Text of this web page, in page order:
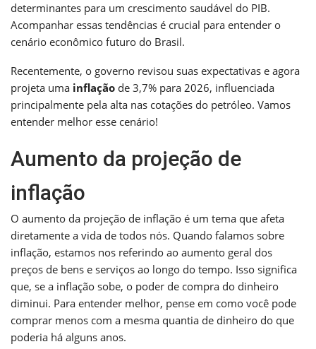
determinantes para um crescimento saudável do PIB.
Acompanhar essas tendências é crucial para entender o
cenário econômico futuro do Brasil.
Recentemente, o governo revisou suas expectativas e agora
projeta uma inflação de 3,7% para 2026, influenciada
principalmente pela alta nas cotações do petróleo. Vamos
entender melhor esse cenário!
Aumento da projeção de
inflação
O aumento da projeção de inflação é um tema que afeta
diretamente a vida de todos nós. Quando falamos sobre
inflação, estamos nos referindo ao aumento geral dos
preços de bens e serviços ao longo do tempo. Isso significa
que, se a inflação sobe, o poder de compra do dinheiro
diminui. Para entender melhor, pense em como você pode
comprar menos com a mesma quantia de dinheiro do que
poderia há alguns anos.